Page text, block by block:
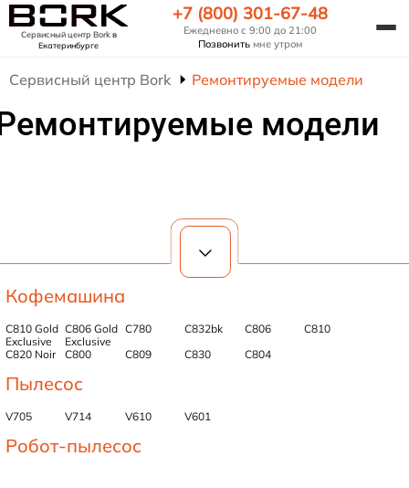
Сервисный центр Borkв
Екатеринбурге
+7 (800) 301-67-48
Ежедневно с 9:00 до 21:00
Позвонить мне утром
Сервисный центр Bork Ремонтируемые модели
модели
Кофемашина
C810 Gold
Exclusive
C806 Gold
Exclusive
C780 C832bk C806
C810
C820 Noir
C800 C809 C830 C804
Пылесос
V705 V714 V610 V601
Робот-пылесос